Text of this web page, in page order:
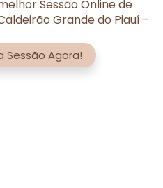
Sessão Online de
Grande do Piauí -
Sessão Agora!